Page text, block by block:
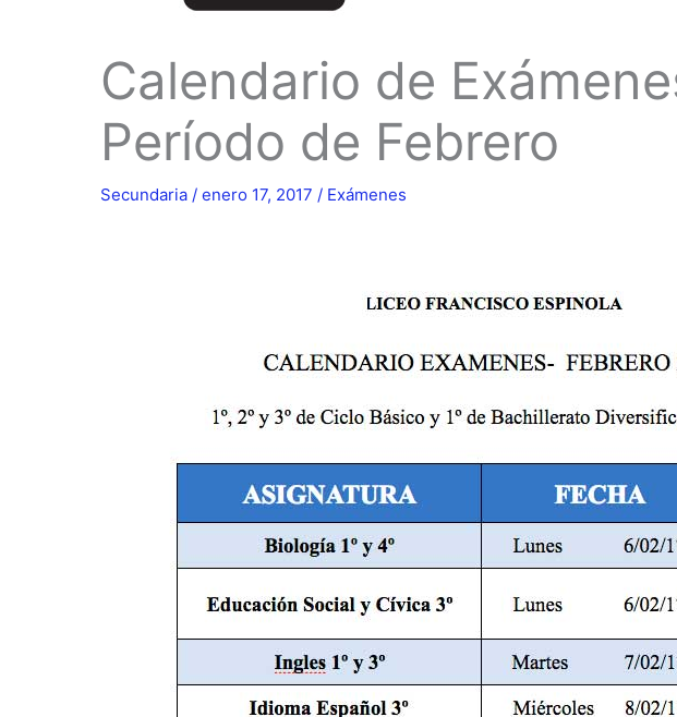
Calendario de
Período de Febrero
Secundaria / enero 17, 2017 / Exámenes